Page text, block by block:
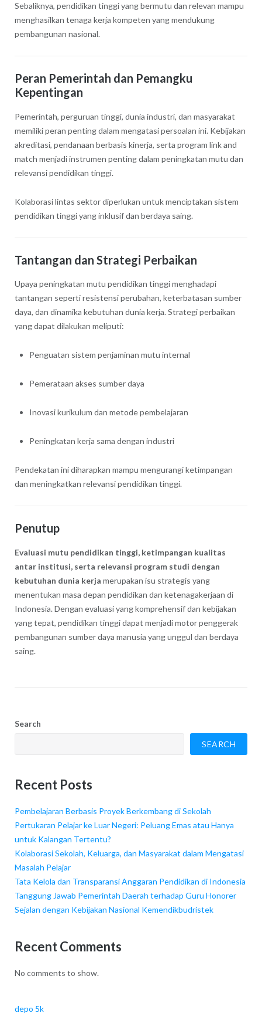
Sebaliknya, pendidikan tinggi yang bermutu dan relevan mampu
menghasilkan tenaga kerja kompeten yang mendukung
pembangunan nasional.
Peran Pemerintah dan Pemangku
Kepentingan
Pemerintah, perguruan tinggi, dunia industri, dan masyarakat
memiliki peran penting dalam mengatasi persoalan ini. Kebijakan
akreditasi, pendanaan berbasis kinerja, serta program link and
match menjadi instrumen penting dalam peningkatan mutu dan
relevansi pendidikan tinggi.
Kolaborasi lintas sektor diperlukan untuk menciptakan sistem
pendidikan tinggi yang inklusif dan berdaya saing.
Tantangan dan Strategi Perbaikan
Upaya peningkatan mutu pendidikan tinggi menghadapi
tantangan seperti resistensi perubahan, keterbatasan sumber
daya, dan dinamika kebutuhan dunia kerja. Strategi perbaikan
yang dapat dilakukan meliputi:
Penguatan sistem penjaminan mutu internal
Pemerataan akses sumber daya
Inovasi kurikulum dan metode pembelajaran
Peningkatan kerja sama dengan industri
Pendekatan ini diharapkan mampu mengurangi ketimpangan
dan meningkatkan relevansi pendidikan tinggi.
Penutup
Evaluasi mutu pendidikan tinggi, ketimpangan kualitas
antar institusi, serta relevansi program studi dengan
kebutuhan dunia kerja merupakan isu strategis yang
menentukan masa depan pendidikan dan ketenagakerjaan di
Indonesia. Dengan evaluasi yang komprehensif dan kebijakan
yang tepat, pendidikan tinggi dapat menjadi motor penggerak
pembangunan sumber daya manusia yang unggul dan berdaya
saing.
Search
SEARCH
Recent Posts
Pembelajaran Berbasis Proyek Berkembang di Sekolah
Pertukaran Pelajar ke Luar Negeri: Peluang Emas atau Hanya
untuk Kalangan Tertentu?
Kolaborasi Sekolah, Keluarga, dan Masyarakat dalam Mengatasi
Masalah Pelajar
Tata Kelola dan Transparansi Anggaran Pendidikan di Indonesia
Tanggung Jawab Pemerintah Daerah terhadap Guru Honorer
Sejalan dengan Kebijakan Nasional Kemendikbudristek
Recent Comments
No comments to show.
depo 5k